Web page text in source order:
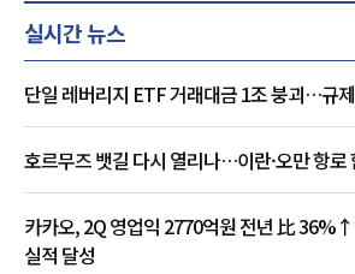
실시간 뉴스
단일 레버리지 ETF 거래대금 1조 붕괴…규
호르무즈 뱃길 다시 열리나…이란·오만 항로
카카오, 2Q 영업익 2770억원 전년 比
실적 달성